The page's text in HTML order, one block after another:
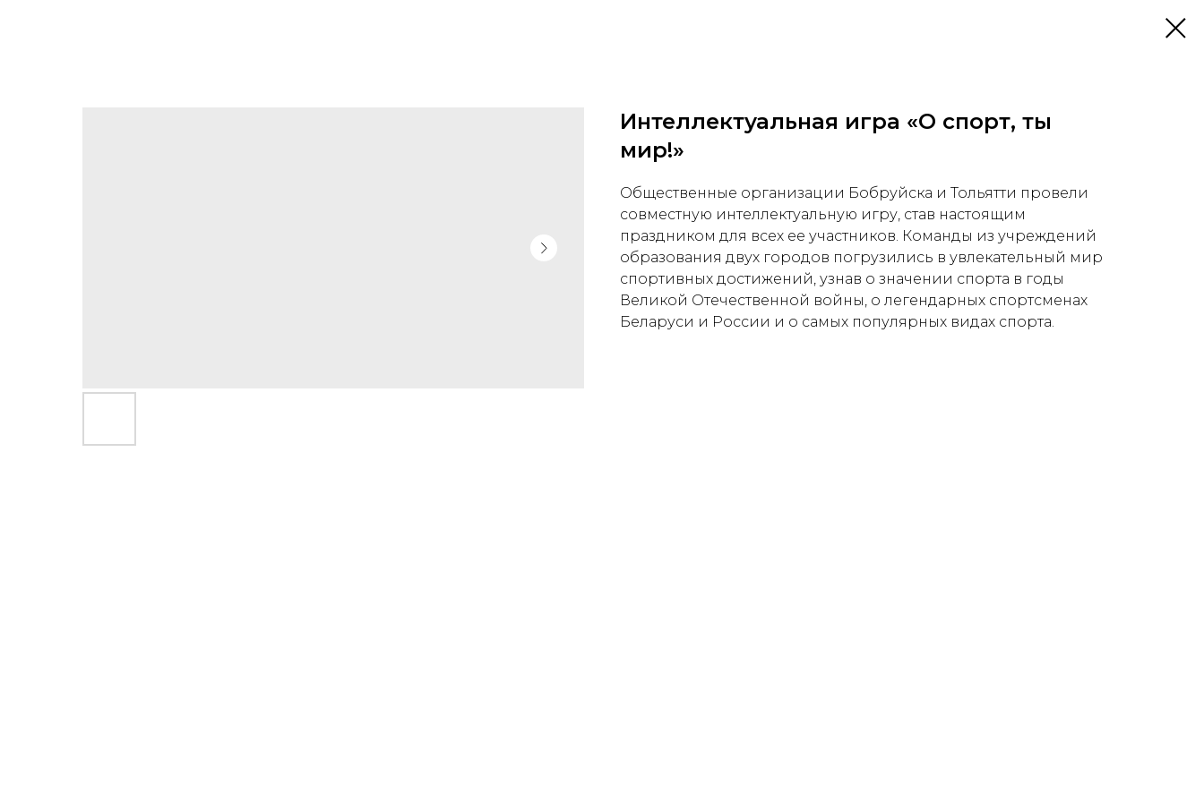
Интеллектуальная игра «О спорт, ты
мир!»
Общественные организации Бобруйска и Тольятти провели
совместную интеллектуальную игру, став настоящим
праздником для всех ее участников. Команды из учреждений
образования двух городов погрузились в увлекательный мир
спортивных достижений, узнав о значении спорта в годы
Великой Отечественной войны, о легендарных спортсменах
Беларуси и России и о самых популярных видах спорта.